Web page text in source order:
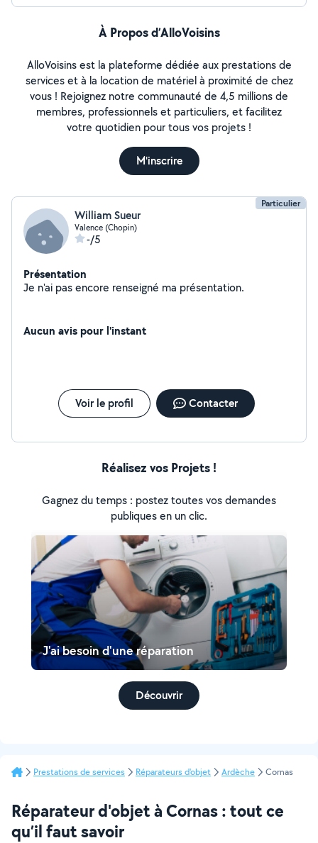
À Propos d’AlloVoisins
AlloVoisins est la plateforme dédiée aux prestations de
services et à la location de matériel à proximité de chez
vous ! Rejoignez notre communauté de 4,5 millions de
membres, professionnels et particuliers, et facilitez
votre quotidien pour tous vos projets !
M'inscrire
Particulier
William Sueur
Valence (Chopin)
-/5
Présentation
Je n'ai pas encore renseigné ma présentation.
Aucun avis pour l'instant
Voir le profil Contacter
Réalisez vos Projets !
Gagnez du temps : postez toutes vos demandes
publiques en un clic.
J'ai besoin d'une réparation
Découvrir
Prestations de services Réparateurs d'objet Ardèche Cornas
Réparateur d'objet à Cornas : tout ce
qu’il faut savoir